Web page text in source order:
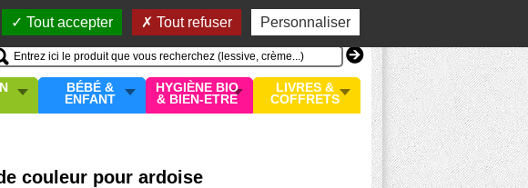
Tout accepter Tout refuser Personnaliser
Mon compte
MON PANIER
0 article
BÉBÉ &
ENFANT
HYGIÈNE BIO
& BIEN-ETRE
LIVRES &
COFFRETS
couleur pour ardoise